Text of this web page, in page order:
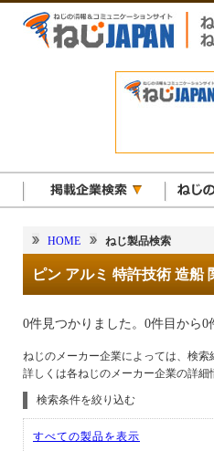
HOME ねじ製品検索
ピン アルミ 特許技術 造船
0件見つかりました。0件目から0
ねじのメーカー企業によっては、検
詳しくは各ねじのメーカー企業の詳
検索条件を絞り込む
すべての製品を表示